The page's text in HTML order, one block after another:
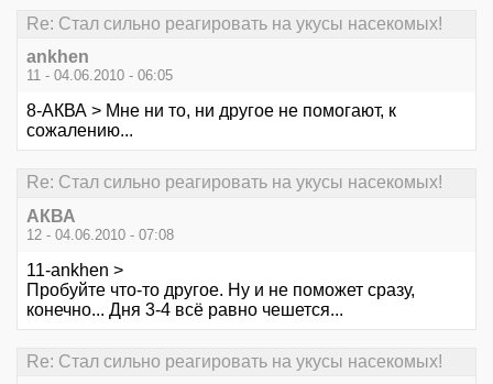
Re: Стал сильно реагировать на укусы насекомых!
ankhen
11 - 04.06.2010 - 06:05
8-АКВА > Мне ни то, ни другое не помогают, к
сожалению...
Re: Стал сильно реагировать на укусы насекомых!
АКВА
12 - 04.06.2010 - 07:08
11-ankhen >
Пробуйте что-то другое. Ну и не поможет сразу,
конечно... Дня 3-4 всё равно чешется...
Re: Стал сильно реагировать на укусы насекомых!